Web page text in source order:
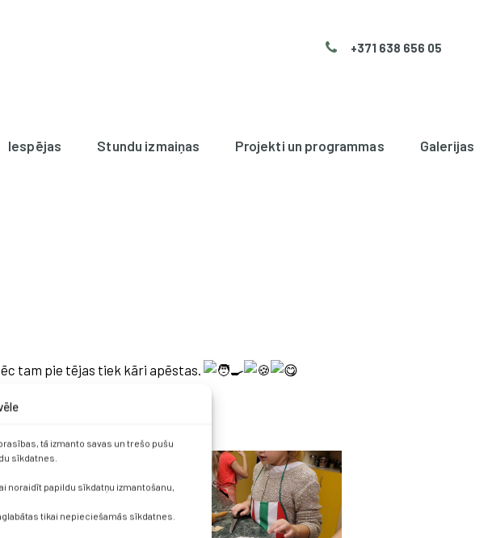
tā izmanto savas un trešo pušu
sīkdatnes.
noraidīt papildu sīkdatņu izmantošanu,
tikai nepieciešamās sīkdatnes.
+371 638 656 05
Iespējas Stundu izmaiņas Projekti un programmas Galerijas
tam pie tējas tiek kāri apēstas.